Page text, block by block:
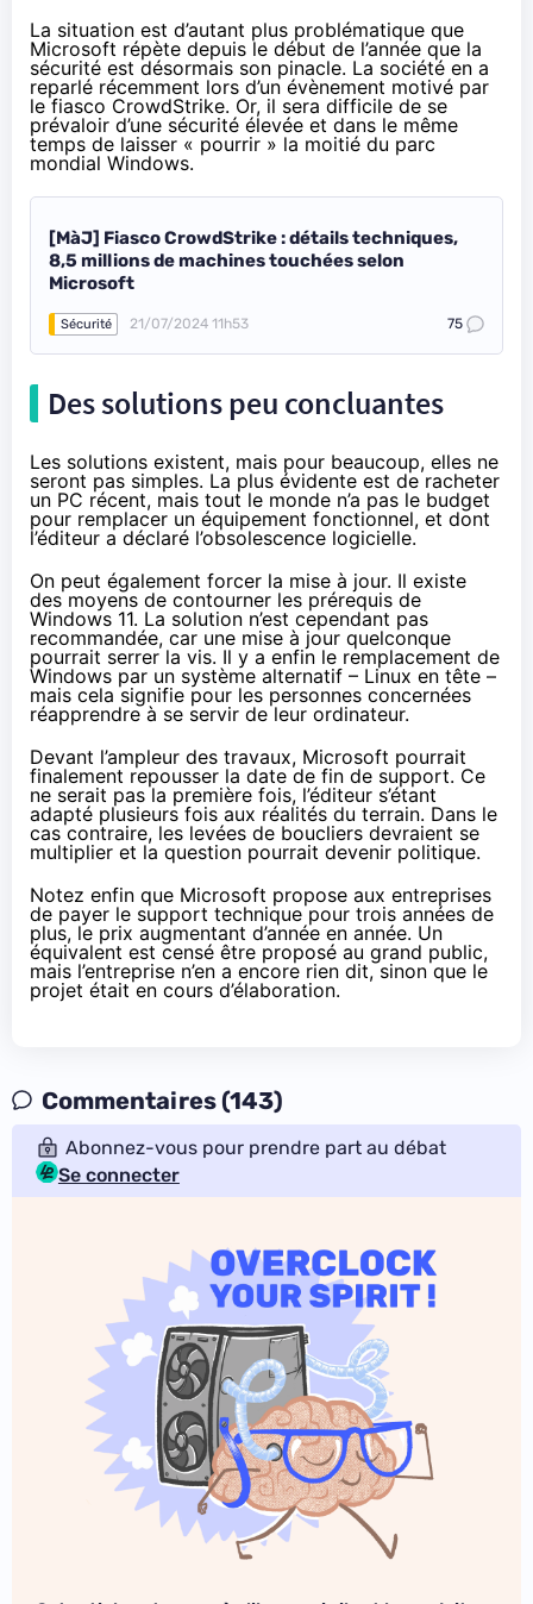
La situation est d’autant plus problématique que
Microsoft répète depuis le début de l’année que la
sécurité est désormais son pinacle. La société en a
reparlé récemment lors d’un évènement motivé par
le fiasco CrowdStrike. Or, il sera difficile de se
prévaloir d’une sécurité élevée et dans le même
temps de laisser « pourrir » la moitié du parc
mondial Windows.
[MàJ] Fiasco CrowdStrike : détails techniques,
8,5 millions de machines touchées selon
Microsoft
Sécurité 21/07/2024 11h53 75
Des solutions peu concluantes
Les solutions existent, mais pour beaucoup, elles ne
seront pas simples. La plus évidente est de racheter
un PC récent, mais tout le monde n’a pas le budget
pour remplacer un équipement fonctionnel, et dont
l’éditeur a déclaré l’obsolescence logicielle.
On peut également forcer la mise à jour. Il existe
des moyens de contourner les prérequis de
Windows 11. La solution n’est cependant pas
recommandée, car une mise à jour quelconque
pourrait serrer la vis. Il y a enfin le remplacement de
Windows par un système alternatif – Linux en tête –
mais cela signifie pour les personnes concernées
réapprendre à se servir de leur ordinateur.
Devant l’ampleur des travaux, Microsoft pourrait
finalement repousser la date de fin de support. Ce
ne serait pas la première fois, l’éditeur s’étant
adapté plusieurs fois aux réalités du terrain. Dans le
cas contraire, les levées de boucliers devraient se
multiplier et la question pourrait devenir politique.
Notez enfin que Microsoft propose aux entreprises
de payer le support technique pour trois années de
plus, le prix augmentant d’année en année. Un
équivalent est censé être proposé au grand public,
mais l’entreprise n’en a encore rien dit, sinon que le
projet était en cours d’élaboration.
Commentaires (143)
Abonnez-vous pour prendre part au débat
Se connecter